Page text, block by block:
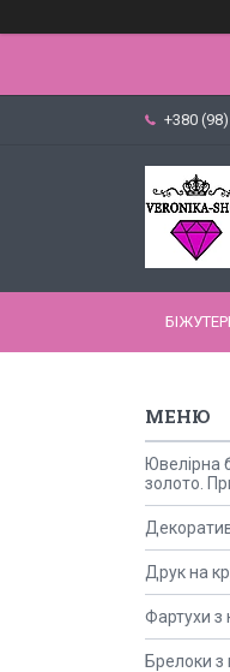
+380
Ювелірна
золото.
Друк на
Фартухи з
Брелоки з